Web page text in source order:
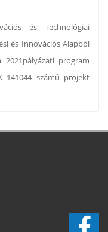
és Technológiai
és Innovációs Alapból
program
141044 számú projekt